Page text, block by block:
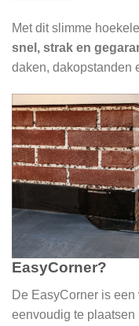
Met dit slimme
snel, strak en
daken, dakopstanden
EasyCorner?
De EasyCorner is
eenvoudig te